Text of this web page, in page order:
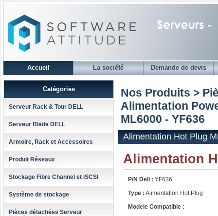
Accueil La société Demande de devis
Catégories
Serveur Rack & Tour DELL
Serveur Blade DELL
Armoire, Rack et Accessoires
Produit Réseaux
Stockage Fibre Channel et iSCSI
Système de stockage
Pièces détachées Serveur
Nos Produits >
Alimentation
ML6000 - YF636
Alimentation Hot Plug
Alimentation
P/N Dell : YF636
Type : Alimentation Hot Plug
Modele Compatible :